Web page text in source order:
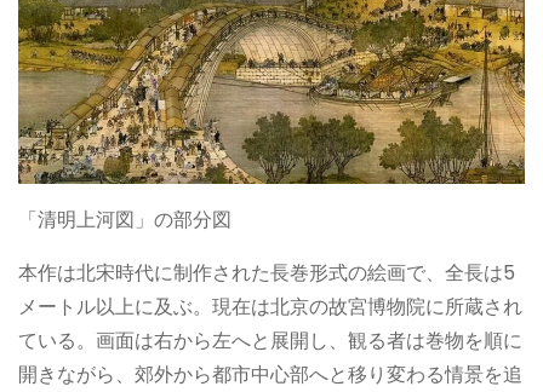
「清明上河図」の部分図
本作は北宋時代に制作された長巻形式の絵画で、全長は5
メートル以上に及ぶ。現在は北京の故宮博物院に所蔵され
ている。画面は右から左へと展開し、観る者は巻物を順に
開きながら、郊外から都市中心部へと移り変わる情景を追